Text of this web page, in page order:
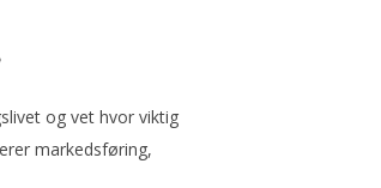
og vet hvor viktig
markedsføring,